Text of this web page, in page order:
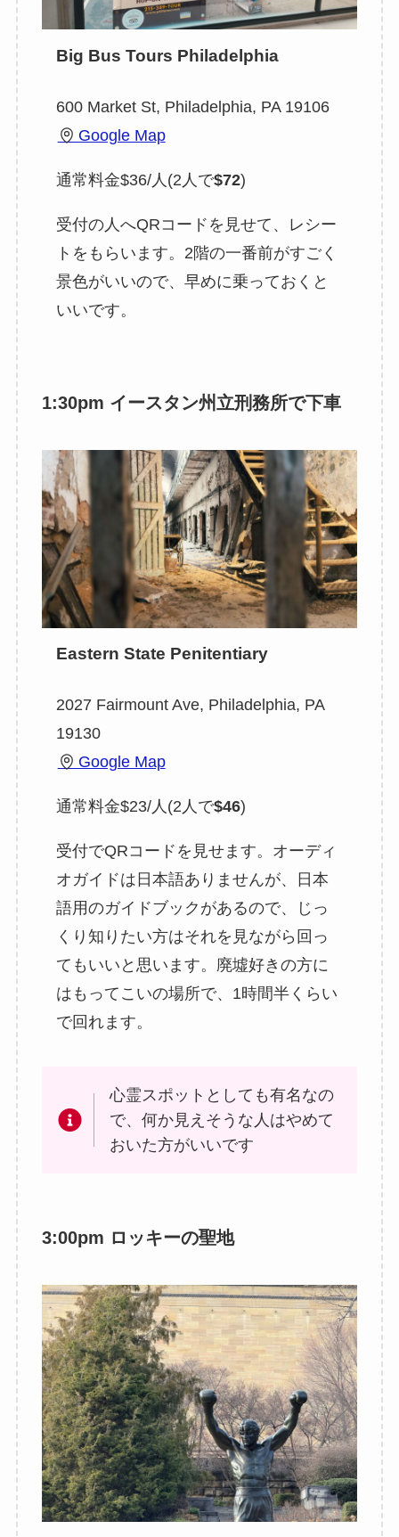
Big Bus Tours Philadelphia
600 Market St, Philadelphia, PA 19106
Google Map
通常料金$36/人(2人で$72)
受付の人へQRコードを見せて、レシー
トをもらいます。2階の一番前がすごく
景色がいいので、早めに乗っておくと
いいです。
1:30pm イースタン州立刑務所で下車
Eastern State Penitentiary
2027 Fairmount Ave, Philadelphia, PA
19130
Google Map
通常料金$23/人(2人で$46)
受付でQRコードを見せます。オーディ
オガイドは日本語ありませんが、日本
語用のガイドブックがあるので、じっ
くり知りたい方はそれを見ながら回っ
てもいいと思います。廃墟好きの方に
はもってこいの場所で、1時間半くらい
で回れます。
心霊スポットとしても有名なの
で、何か見えそうな人はやめて
おいた方がいいです
3:00pm ロッキーの聖地